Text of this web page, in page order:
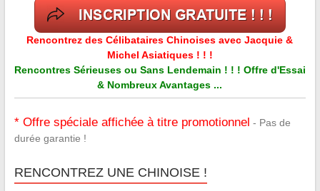
Rencontrez des Célibataires Chinoises avec Jacquie &
Michel Asiatiques ! ! !
Rencontres Sérieuses ou Sans Lendemain ! ! ! Offre d'Essai
& Nombreux Avantages ...
* Offre spéciale affichée à titre promotionnel - Pas de
durée garantie !
RENCONTREZ UNE CHINOISE !